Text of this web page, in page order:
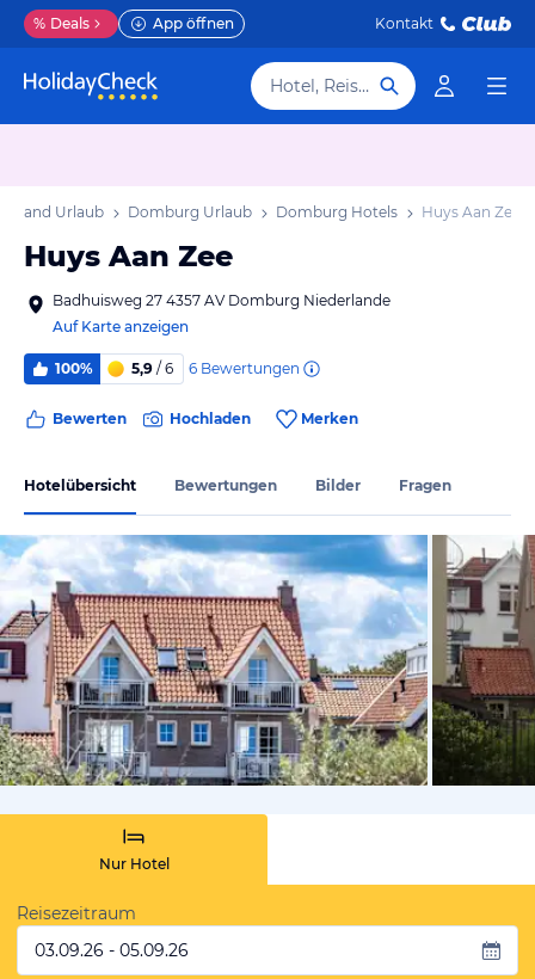
% Deals App öffnen Kontakt
Hotel, Reiseziel
Urlaub Domburg Urlaub Domburg Hotels Huys Aan Zee
Huys Aan Zee
Badhuisweg 27 4357 AV Domburg Niederlande
Auf Karte anzeigen
100% 5,9 / 6 6 Bewertungen
Bewerten Hochladen Merken
Hotelübersicht Bewertungen Bilder Fragen
von
Nur Hotel
Reisezeitraum
03.09.26 - 05.09.26